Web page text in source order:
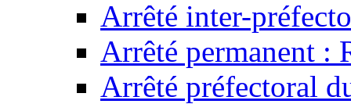
Arrêté inter-
Arrêté permanent :
Arrêté préfectoral